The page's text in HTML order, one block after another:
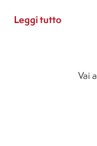
Leggi tutto
Vai